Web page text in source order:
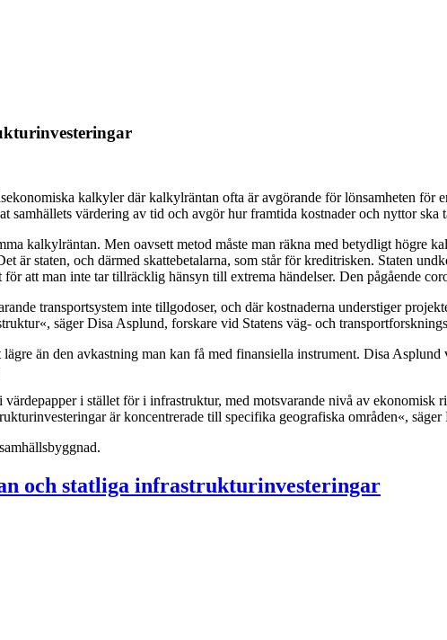
kalkyler där kalkylräntan ofta är avgörande för lönsamheten
samhällets värdering av tid och avgör hur framtida kostnader och nyttor ska
kalkylräntan. Men oavsett metod måste man räkna med betydligt högre
är staten, och därmed skattebetalarna, som står för kreditrisken. Staten
att man inte tar tillräcklig hänsyn till extrema händelser. Den pågående
transportsystem inte tillgodoser, och där kostnaderna understiger
säger Disa Asplund, forskare vid Statens väg- och
än den avkastning man kan få med finansiella instrument. Disa
i stället för i infrastruktur, med motsvarande nivå av ekonomisk
är koncentrerade till specifika geografiska områden«,
och statliga infrastrukturinvesteringar